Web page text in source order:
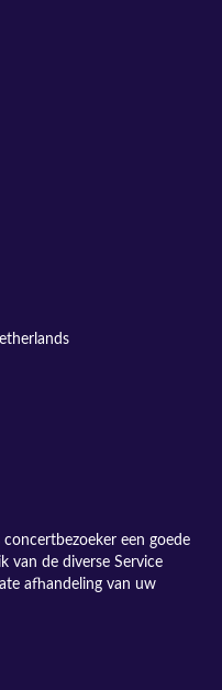
een goede
van de diverse Service
afhandeling van uw